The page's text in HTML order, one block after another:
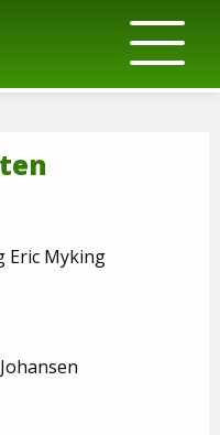
Eric Myking